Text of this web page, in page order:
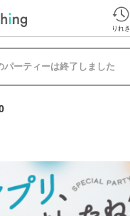
りれき
パーティーは終了しました